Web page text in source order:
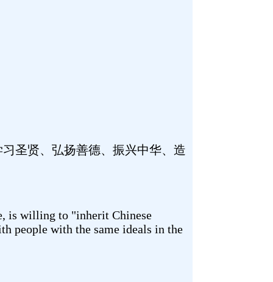
圣贤、弘扬善德、振兴中华、造
is willing to "inherit Chinese
people with the same ideals in the